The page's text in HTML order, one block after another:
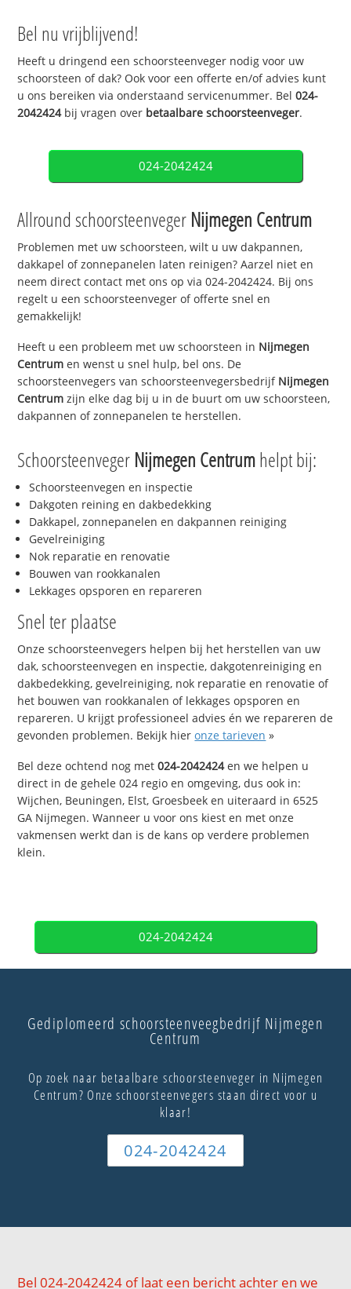
Bel nu vrijblijvend!
Heeft u dringend een schoorsteenveger nodig voor uw
schoorsteen of dak? Ook voor een offerte en/of advies kunt
u ons bereiken via onderstaand servicenummer. Bel024-
2042424bij vragen over betaalbare schoorsteenveger.
024-2042424
Allround schoorsteenveger Nijmegen Centrum
Problemen met uw schoorsteen, wilt u uw dakpannen,
dakkapel of zonnepanelen laten reinigen? Aarzel niet en
neem direct contact met ons op via 024-2042424. Bij ons
regelt u een schoorsteenveger of offerte snel en
gemakkelijk!
Heeft u een probleem met uw schoorsteen in Nijmegen
Centrum en wenst u snel hulp, bel ons. De
schoorsteenvegers van schoorsteenvegersbedrijf Nijmegen
Centrum zijn elke dag bij u in de buurt om uw schoorsteen,
dakpannen of zonnepanelen te herstellen.
Schoorsteenveger Nijmegen Centrumhelpt bij:
Schoorsteenvegen en inspectie
Dakgoten reining en dakbedekking
Dakkapel, zonnepanelen en dakpannen reiniging
Gevelreiniging
Nok reparatie en renovatie
Bouwen van rookkanalen
Lekkages opsporen en repareren
Snel ter plaatse
Onze schoorsteenvegers helpen bij het herstellen van uw
dak, schoorsteenvegen en inspectie, dakgotenreiniging en
dakbedekking, gevelreiniging, nok reparatie en renovatie of
het bouwen van rookkanalen of lekkages opsporen en
repareren. U krijgt professioneel advies én we repareren de
gevonden problemen. Bekijk hieronze tarieven »
Bel deze ochtend nog met024-2042424en we helpen u
direct in de gehele 024 regio en omgeving, dus ook in:
Wijchen, Beuningen, Elst, Groesbeek en uiteraard in 6525
GA Nijmegen. Wanneer u voor ons kiest en met onze
vakmensen werkt dan is de kans op verdere problemen
klein.
024-2042424
Gediplomeerd schoorsteenveegbedrijf Nijmegen
Centrum
Op zoek naar betaalbare schoorsteenveger in Nijmegen
Centrum? Onze schoorsteenvegers staan direct voor u
klaar!
024-2042424
Bel 024-2042424 of laat een bericht achter en we